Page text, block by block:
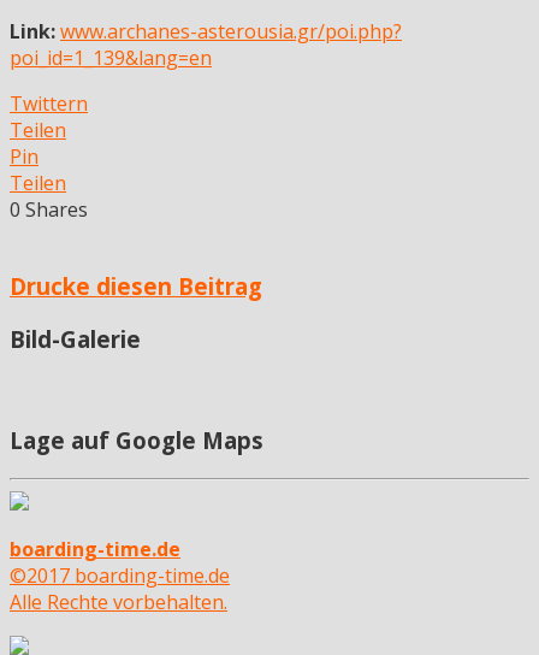
Link:www.archanes-asterousia.gr/poi.php?
poi_id=1_139&lang=en
Twittern
Teilen
Pin
Teilen
0 Shares
Drucke diesen Beitrag
Bild-Galerie
Lage auf Google Maps
boarding-time.de
©2017 boarding-time.de
Alle Rechte vorbehalten.